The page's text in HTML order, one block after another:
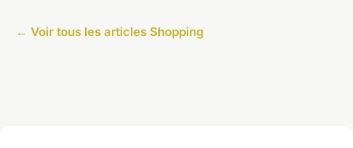
← Voir tous les articles Shopping